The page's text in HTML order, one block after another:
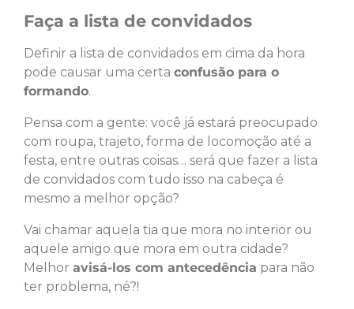
Faça a lista de convidados
Definir a lista de convidados em cima da hora
pode causar uma certa confusão para o
formando.
Pensa com a gente: você já estará preocupado
com roupa, trajeto, forma de locomoção até a
festa, entre outras coisas… será que fazer a lista
de convidados com tudo isso na cabeça é
mesmo a melhor opção?
Vai chamar aquela tia que mora no interior ou
aquele amigo que mora em outra cidade?
Melhor avisá-los com antecedência para não
ter problema, né?!